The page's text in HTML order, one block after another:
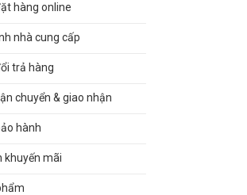
hàng online
nhà cung cấp
trả hàng
chuyển & giao nhận
hành
khuyến mãi